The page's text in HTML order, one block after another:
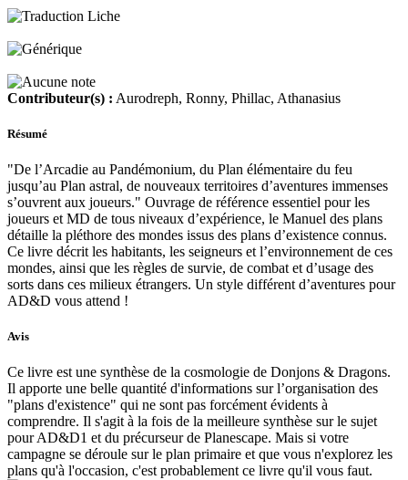
Contributeur(s) : Aurodreph, Ronny, Phillac, Athanasius
Résumé
"De l’Arcadie au Pandémonium, du Plan élémentaire du feu
jusqu’au Plan astral, de nouveaux territoires d’aventures immenses
s’ouvrent aux joueurs." Ouvrage de référence essentiel pour les
joueurs et MD de tous niveaux d’expérience, le Manuel des plans
détaille la pléthore des mondes issus des plans d’existence connus.
Ce livre décrit les habitants, les seigneurs et l’environnement de ces
mondes, ainsi que les règles de survie, de combat et d’usage des
sorts dans ces milieux étrangers. Un style différent d’aventures pour
AD&D vous attend !
Avis
Ce livre est une synthèse de la cosmologie de Donjons & Dragons.
Il apporte une belle quantité d'informations sur l’organisation des
"plans d'existence" qui ne sont pas forcément évidents à
comprendre. Il s'agit à la fois de la meilleure synthèse sur le sujet
pour AD&D1 et du précurseur de Planescape. Mais si votre
campagne se déroule sur le plan primaire et que vous n'explorez les
plans qu'à l'occasion, c'est probablement ce livre qu'il vous faut.